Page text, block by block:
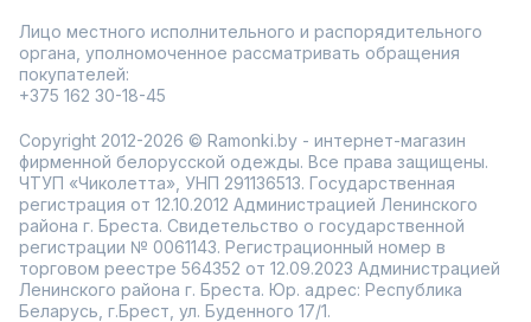
Лицо местного исполнительного и распорядительного
органа, уполномоченное рассматривать обращения
покупателей:
+375 162 30-18-45
Copyright 2012-2026 © Ramonki.by - интернет-магазин
фирменной белорусской одежды. Все права защищены.
ЧТУП «Чиколетта», УНП 291136513. Государственная
регистрация от 12.10.2012 Администрацией Ленинского
района г. Бреста. Свидетельство о государственной
регистрации № 0061143. Регистрационный номер в
торговом реестре 564352 от 12.09.2023 Администрацией
Ленинского района г. Бреста. Юр. адрес: Республика
Беларусь, г.Брест, ул. Буденного 17/1.